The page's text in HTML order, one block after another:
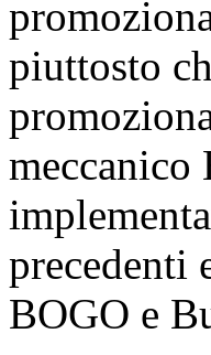
piuttosto
meccanico
precedenti
BOGO e